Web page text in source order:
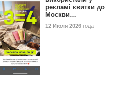
рекламі квитки до
Москви…
12 Июля 2026 года